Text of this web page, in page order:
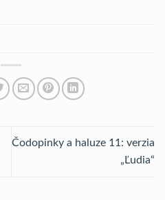
Čodopinky a haluze 11: verzia
„Ľudia“